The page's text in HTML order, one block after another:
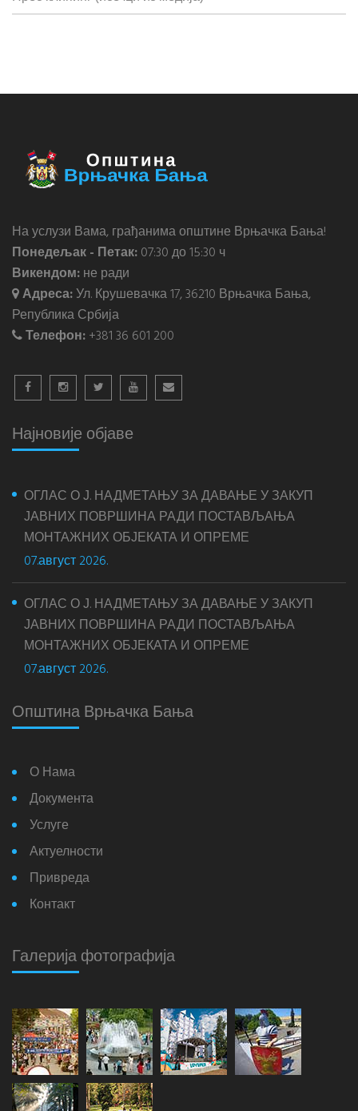
На услузи Вама, грађанима општине Врњачка Бања!
Понедељак - Петак:07:30 до 15:30 ч
Викендом:не ради
Адреса:Ул. Крушевачка 17, 36210 Врњачка Бања,
Република Србија
Телефон:+381 36 601 200
Најновије објаве
ОГЛАС О Ј. НАДМЕТАЊУ ЗА ДАВАЊЕ У ЗАКУП
ЈАВНИХ ПОВРШИНА РАДИ ПОСТАВЉАЊА
МОНТАЖНИХ ОБЈЕКАТА И ОПРЕМЕ
07.август 2026.
ОГЛАС О Ј. НАДМЕТАЊУ ЗА ДАВАЊЕ У ЗАКУП
ЈАВНИХ ПОВРШИНА РАДИ ПОСТАВЉАЊА
МОНТАЖНИХ ОБЈЕКАТА И ОПРЕМЕ
07.август 2026.
Општина Врњачка Бања
О Нама
Документа
Услуге
Актуелности
Привреда
Контакт
Галерија фотографија